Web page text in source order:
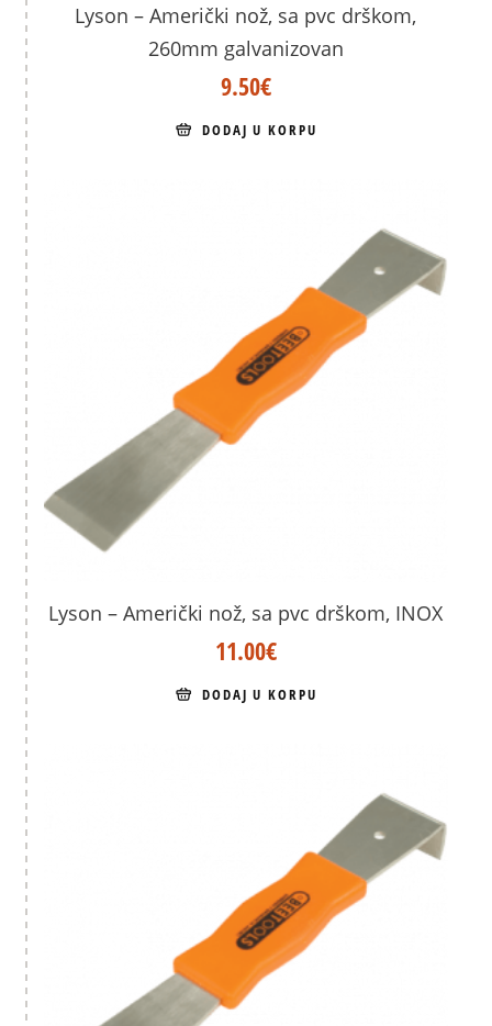
Lyson – Američki nož, sa pvc drškom,
260mm galvanizovan
9.50€
DODAJ U KORPU
Lyson – Američki nož, sa pvc drškom, INOX
11.00€
DODAJ U KORPU